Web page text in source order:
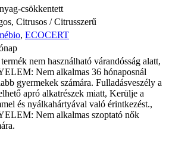
csökkentett
Citrusos / Citrusszerű
, ECOCERT
nem használható várandósság alatt,
Nem alkalmas 36 hónaposnál
gyermekek számára. Fulladásveszély a
apró alkatrészek miatt, Kerülje a
és nyálkahártyával való érintkezést.,
Nem alkalmas szoptató nők